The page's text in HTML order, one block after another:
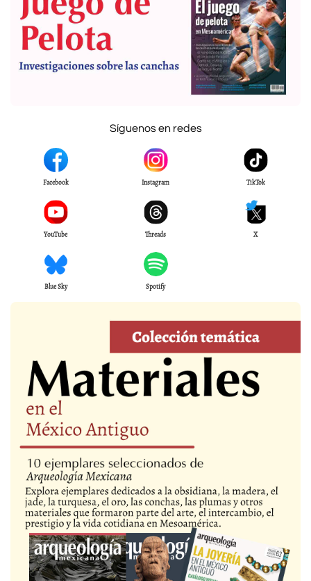
Síguenos en redes
Facebook Instagram TikTok
YouTube Threads X
Blue Sky Spotify